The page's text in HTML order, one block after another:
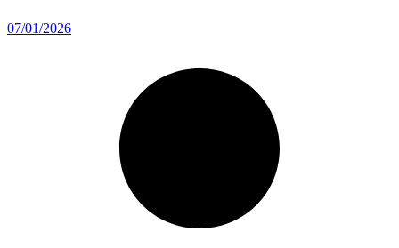
07/01/2026